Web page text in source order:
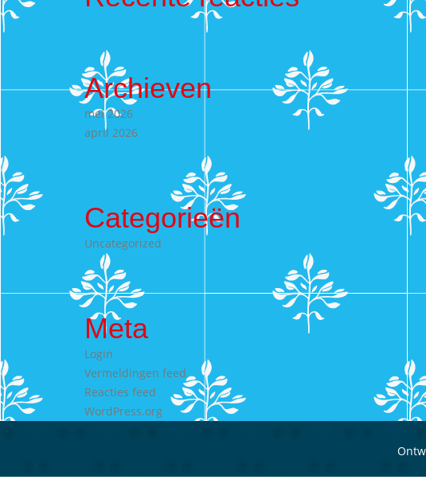
Archieven
mei 2026
april 2026
Categorieën
Uncategorized
Meta
Login
Vermeldingen feed
Reacties feed
WordPress.org